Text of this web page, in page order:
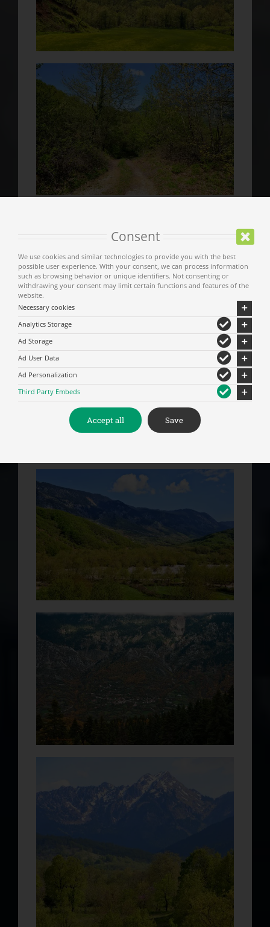
Consent
We use cookies and similar technologies to provide you with the best
possible user experience. With your consent, we can process information
such as browsing behavior or unique identifiers. Not consenting or
withdrawing your consent may limit certain functions and features of the
website.
Necessary cookies
Analytics Storage
Ad Storage
Ad User Data
Ad Personalization
Third Party Embeds
Accept all Save